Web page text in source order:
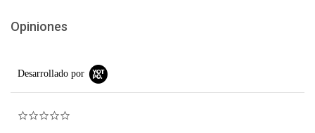
Opiniones
Desarrollado por